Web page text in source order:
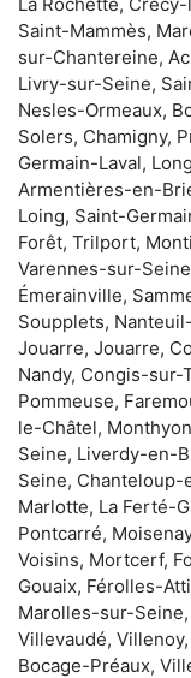
Saint-Mammès,
sur-Chantereine,
Livry-sur-Seine,
Nesles-Ormeaux,
Solers, Chamigny,
Germain-Laval,
Armentières-en-
Loing, Saint-
Forêt, Trilport,
Varennes-sur-
Émerainville,
Soupplets,
Jouarre, Jouarre,
Nandy, Congis-sur-
Pommeuse,
le-Châtel,
Seine, Liverdy-en-
Seine,
Marlotte, La Ferté-
Pontcarré,
Voisins, Mortcerf,
Gouaix, Férolles-
Marolles-sur-
Villevaudé,
Bocage-Préaux,